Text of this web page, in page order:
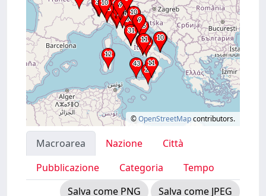
©OpenStreetMapcontributors.
Macroarea Nazione
Città
Pubblicazione
Categoria
Tempo
Salva come PNG
Salva come JPEG